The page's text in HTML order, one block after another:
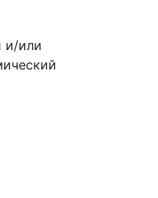
и/или